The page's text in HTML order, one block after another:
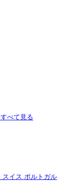
すべて見る
スイス ポルトガル